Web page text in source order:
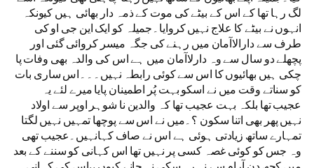
لگ رہا تھا کے اس کے بیٹے کی موت کے ذمہ دار بھائی ہیں کیونکہ
انہوں نے بیٹے کا علاج نہیں کروایا۔جمیلہ کو ایک این جی او کی
طرف سے دارالاآمان میں رہنے کی جگہ میسر کروائی گئی اور
پچھلے دو سال سے وہ دارلاآمان میں ہے اس کی والدہ بھی وفات پا
چکی ہیں بھائیوں کا اس سے کوئی رابطہ نہیں۔۔۔اس ساری بات
کو سناتے وقت میں نے اسکو بہت پُر اطمینان پایا میرے لئے یہ
عجیب تھا بلکہ بہت عجیب تھا کہ والدین نا شوہر اوپر سے اولاد
نہیں پھر بھی اتنا سکون ؟۔میں نے اس سے پوچھا تمہیں نہیں لگتا
تمہارے ساتھ زیادتی ہوئی ہے اس نے صاف کہانہیں۔عجیب تھی
وہ جس کو کوئی غصہ کسی پر نہیں تھا اس کہانی کو سننے کے بعد